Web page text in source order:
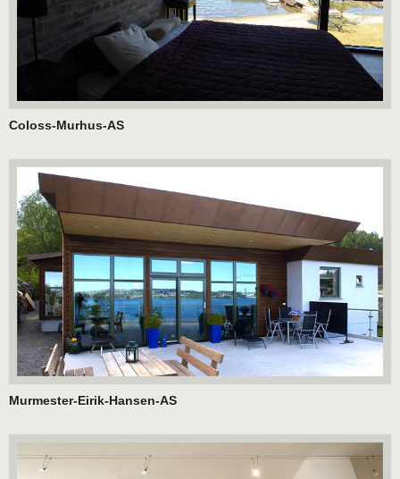
Coloss-Murhus-AS
Murmester-Eirik-Hansen-AS